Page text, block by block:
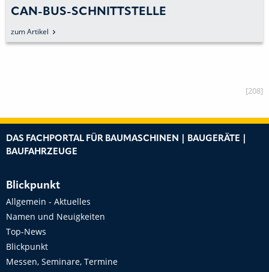
CAN-BUS-SCHNITTSTELLE
zum Artikel
[208]
DAS FACHPORTAL FÜR BAUMASCHINEN | BAUGERÄTE |
BAUFAHRZEUGE
Blickpunkt
Allgemein - Aktuelles
Namen und Neuigkeiten
Top-News
Blickpunkt
Messen, Seminare, Termine